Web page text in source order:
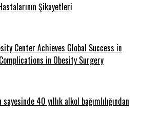
Şikayetleri
Center Achieves Global Success in
in Obesity Surgery
40 yıllık alkol bağımlılığından